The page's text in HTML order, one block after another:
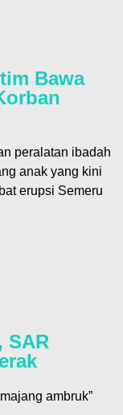
Bawa
peralatan ibadah
anak yang kini
erupsi Semeru
SAR
ambruk”